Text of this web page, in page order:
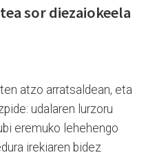
sor diezaiokeela
atzo arratsaldean, eta
udalaren lurzoru
eremuko lehehengo
irekiaren bidez